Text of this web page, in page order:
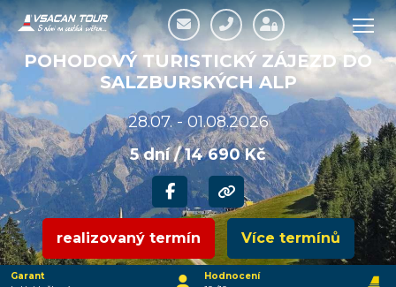
POHODOVÝ TURISTICKÝ ZÁJEZD DO
SALZBURSKÝCH ALP
28.07. - 01.08.2026
5 dní / 14 690 Kč
realizovaný termín Více termínů
Garant
Hodnocení